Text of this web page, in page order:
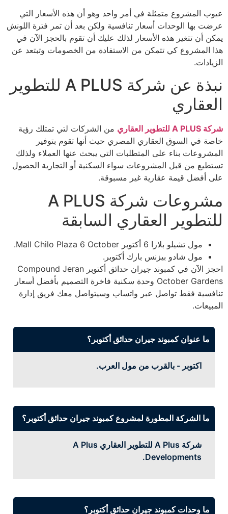
عيوب المشروع متمثلة في أمر واحد وهو أن هذه الأسعار التي
عرضت بها الوحدات أسعار تنافسية ولكن بعد أن تمر فترة اللونش
يمكن أن تتغير هذه الأسعار لذلك عليك أن تقوم بالحجز الآن في
هذا المشروع كي تتمكن من الاستفادة من الخصومات وتبتعد عن
الزيادات.
نبذة عن شركة A PLUS للتطوير
العقاري
شركة A PLUS للتطوير العقاري
من الشركات لتي تمتلك رؤية
خاصة في السوق العقاري المصري حيث أنها تقوم بتوفير
المشروعات بناء على المتطلبات التي يبحث عنها العملاء ولذلك
تستطيع من قبل المشروعات سواء السكنية أو التجارية الحصول
على أفضل قيمة عقارية غير مسبوقة.
مشروعات شركة A PLUS
للتطوير العقاري السابقة
مول تشيلو بلازا 6 أكتوبر Mall Chilo Plaza 6 October.
مول شادو بيزنس بارك أكتوبر.
احجز الآن في كمبوند جيران حدائق أكتوبر Compound Jeran
October Gardens وحدة سكنية فاخرة التصميم بأفضل أسعار
تنافسية فقط تواصل عبر واتساب وسيتواصل معك فريق إدارة
المبيعات.
ما عنوان كمبوند جيران حدائق أكتوبر؟
اكتوبر - بالقرب من مول العرب.
ما الشركة المطورة لمشروع كمبوند جيران حدائق أكتوبر؟
شركة A Plus للتطوير العقاري A Plus
Developments.
ما وحدات كمبوند جيران حدائق أكتوبر؟